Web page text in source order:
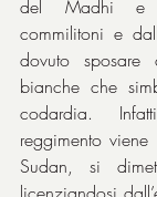
del Madhi e
commilitoni e
dovuto
bianche che
codardia.
reggimento
Sudan, si